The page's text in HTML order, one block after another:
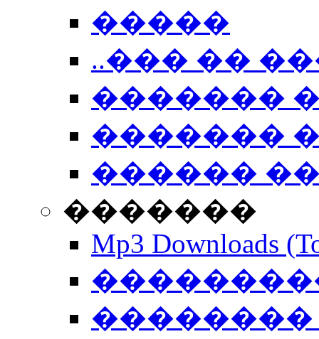
�����
..��� ��
�������
�������
������
�������
Mp3 Downloads
��������